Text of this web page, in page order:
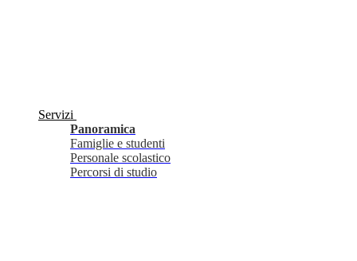
Servizi
Panoramica
Famiglie e studenti
Personale scolastico
Percorsi di studio